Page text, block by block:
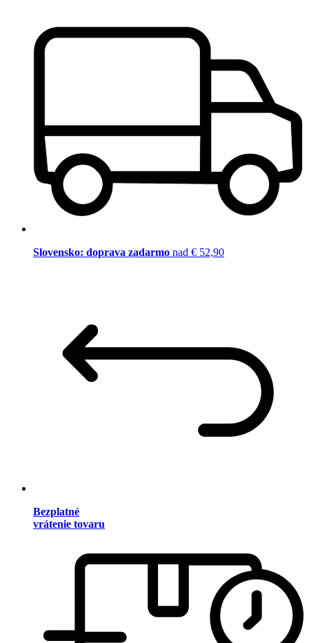
Slovensko: doprava zadarmo nad € 52,90
Bezplatné
vrátenie tovaru